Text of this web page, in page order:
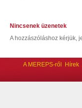
Nincsenek üzenetek
A hozzászóláshoz kérjük,
A MEREPS-ről Hírek